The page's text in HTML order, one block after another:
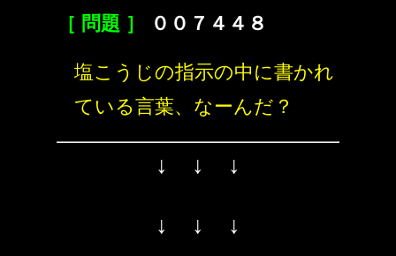
［ 問題 ］ ００７４４８
塩こうじの指示の中に書かれ
ている言葉、なーんだ？
↓ ↓ ↓
↓ ↓ ↓